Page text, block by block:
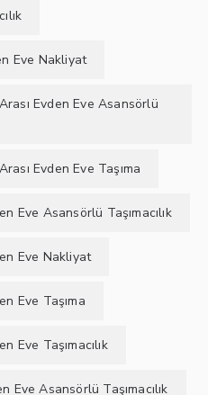
Eve Nakliyat
Evden Eve Asansörlü
Evden Eve Taşıma
Eve Asansörlü Taşımacılık
Eve Nakliyat
Eve Taşıma
Eve Taşımacılık
Eve Asansörlü Taşımacılık